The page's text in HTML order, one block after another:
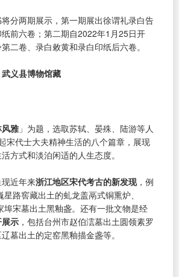
将分两期展示，第一期展出徐谓礼录白告
前六卷；第二期自2022年1月25日开
二卷、录白敕黄和录白印纸后六卷。
义县博物馆藏
雅」为题，选取苏轼、晏殊、陆游等人
宋代士大夫精神生活的八个篇章，展现
方式和淡泊闲适的人生态度。
近年来浙江地区宋代考古的新发现，例
路窖藏出土的虬龙盖鬲式铜熏炉、
埠宋墓出土黑釉盏。还有一批文物是经
示 ，包括台州市赵伯澐墓出土圆领素罗
墓出土的定窑黑釉描金盏等。